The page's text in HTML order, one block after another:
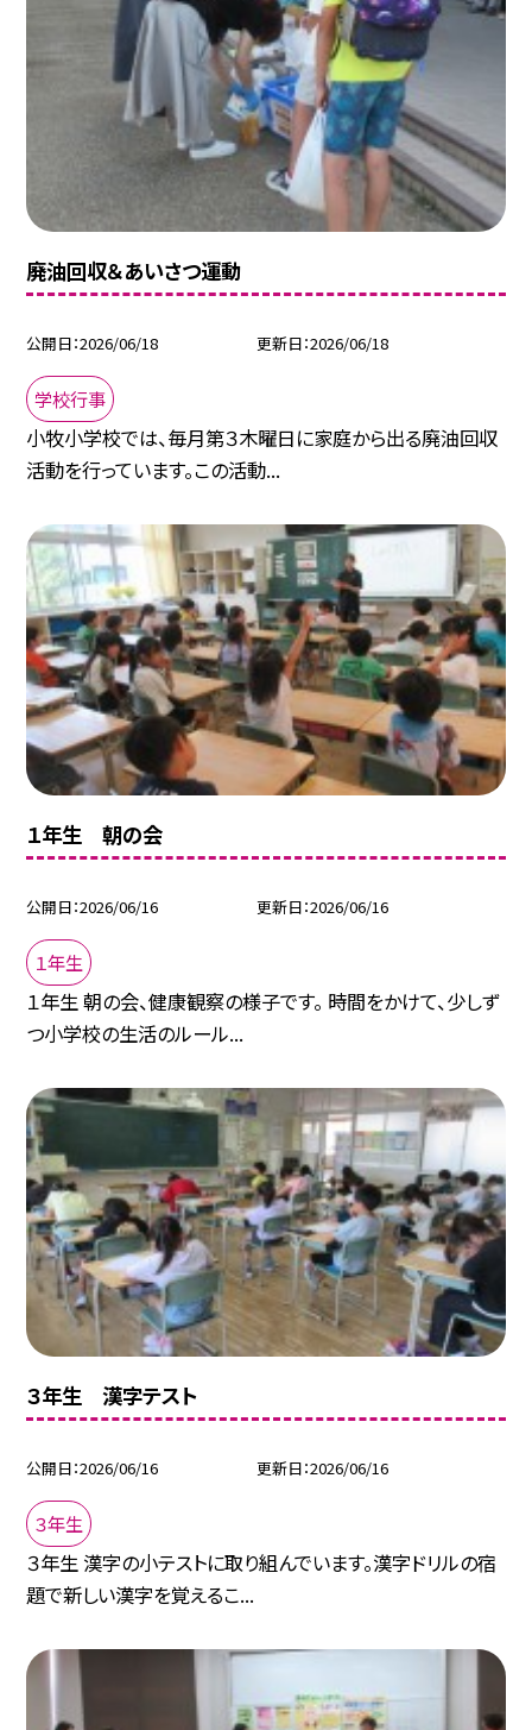
廃油回収＆あいさつ運動
公開日 2026/06/18 更新日 2026/06/18
学校行事
小牧小学校では、毎月第３木曜日に家庭から出る廃油回収
活動を行っています。この活動...
１年生 朝の会
公開日 2026/06/16 更新日 2026/06/16
１年生
１年生 朝の会、健康観察の様子です。 時間をかけて、少しず
つ小学校の生活のルール...
３年生 漢字テスト
公開日 2026/06/16 更新日 2026/06/16
３年生
３年生 漢字の小テストに取り組んでいます。漢字ドリルの宿
題で新しい漢字を覚えるこ...